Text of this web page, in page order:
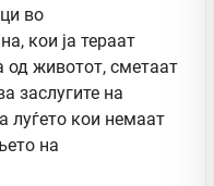
во
кои ја тераат
од животот, сметаат
заслугите на
луѓето кои немаат
на